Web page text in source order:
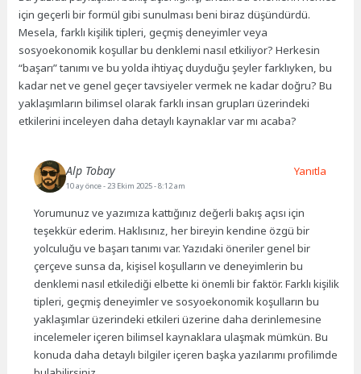
için geçerli bir formül gibi sunulması beni biraz düşündürdü.
Mesela, farklı kişilik tipleri, geçmiş deneyimler veya
sosyoekonomik koşullar bu denklemi nasıl etkiliyor? Herkesin
“başarı” tanımı ve bu yolda ihtiyaç duyduğu şeyler farklıyken, bu
kadar net ve genel geçer tavsiyeler vermek ne kadar doğru? Bu
yaklaşımların bilimsel olarak farklı insan grupları üzerindeki
etkilerini inceleyen daha detaylı kaynaklar var mı acaba?
Alp Tobay
10 ay önce- 23 Ekim 2025 - 8:12 am
Yorumunuz ve yazımıza kattığınız değerli bakış açısı için
teşekkür ederim. Haklısınız, her bireyin kendine özgü bir
yolculuğu ve başarı tanımı var. Yazıdaki öneriler genel bir
çerçeve sunsa da, kişisel koşulların ve deneyimlerin bu
denklemi nasıl etkilediği elbette ki önemli bir faktör. Farklı kişilik
tipleri, geçmiş deneyimler ve sosyoekonomik koşulların bu
yaklaşımlar üzerindeki etkileri üzerine daha derinlemesine
incelemeler içeren bilimsel kaynaklara ulaşmak mümkün. Bu
konuda daha detaylı bilgiler içeren başka yazılarımı profilimde
Yanıtla